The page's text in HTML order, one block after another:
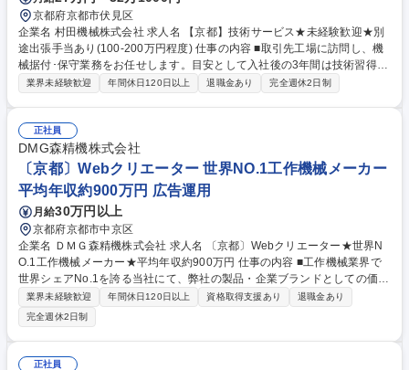
京都府京都市伏見区
企業名 村田機械株式会社 求人名 【京都】技術サービス★未経験歓迎★別
途出張手当あり(100-200万円程度) 仕事の内容 ■取引先工場に訪問し、機
械据付･保守業務をお任せします。目安として入社後の3年間は技術習得の
ため、実際に作業をし行いますが、それ以降は社内外の調整・顧客折衝な
見通しです。 【出張】海外出張が中心です。 出張日数：120-150日間/年
出張期間：3-4週間/回 主な出張先：中国、東南アジア、南アジア、トルコ
※建物に改変を加える建築業務は発生いたしません。 募集職種 【京都】
技術サービス★未経験歓迎★別途出張手当あり(100-200万円程度)
業界未経験歓迎 年間休日120日以上 退職金あり 完全週休2日制
正社員
DMG森精機株式会社
〔京都〕Webクリエーター 世界NO.1工作機械メーカー
平均年収約900万円 広告運用
月給30万円以上
京都府京都市中京区
企業名 ＤＭＧ森精機株式会社 求人名 〔京都〕Webクリエーター★世界N
O.1工作機械メーカー★平均年収約900万円 仕事の内容 ■工作機械業界で
世界シェアNo.1を誇る当社にて、弊社の製品・企業ブランドとしての価値
を最大化するために、Web技術とデジタルマーケティングを活用した情報
発信および最適化施策を担っていただきます。 【職務内容】Webサイト
の企画・デザイン・制作 【業務概要】◇デジタルマーケティング運用 … I
nstagram、X(旧Twitter)、LinkedInなどのSNSやメールマガジンを活用し
製品・ブランド情報の発信を通じた認知度向上とエンゲージメントの強化
業界未経験歓迎 年間休日120日以上 資格取得支援あり
退職金あり
完全週休2日制
正社員